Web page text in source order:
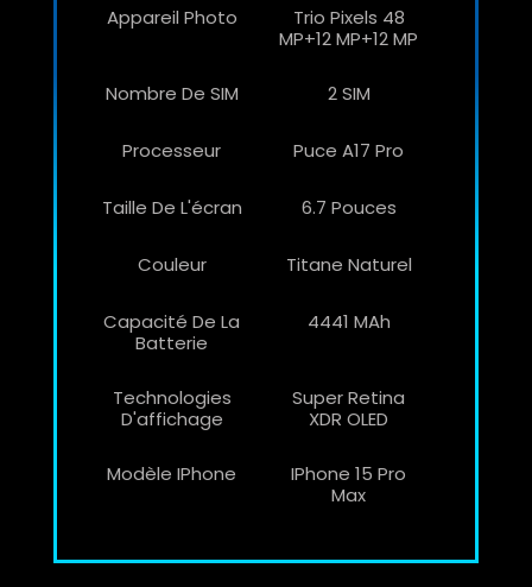
Appareil Photo
Trio Pixels 48
MP+12 MP+12 MP
Nombre De SIM 2 SIM
Processeur Puce A17 Pro
Taille De L'écran 6.7 Pouces
Couleur Titane Naturel
Capacité De La
Batterie
4441 MAh
Technologies
D'affichage
Super Retina
XDR OLED
Modèle IPhone
IPhone 15 Pro
Max